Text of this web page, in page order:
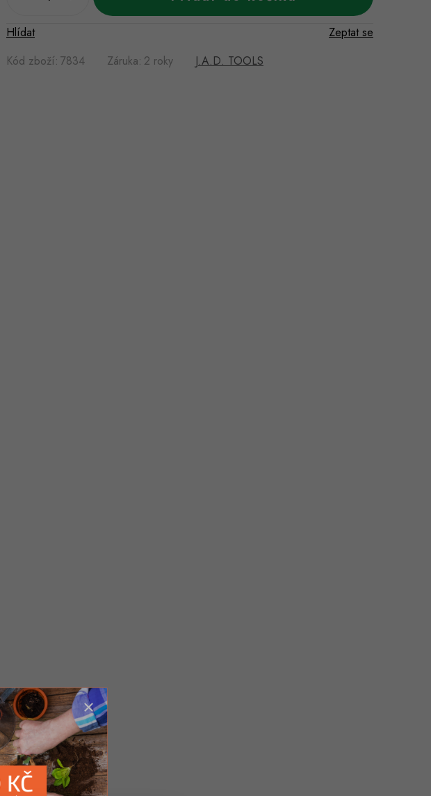
Kód zboží: 7834 Záruka: 2 roky J.A.D. TOOLS
Zeptat se
Hlídat